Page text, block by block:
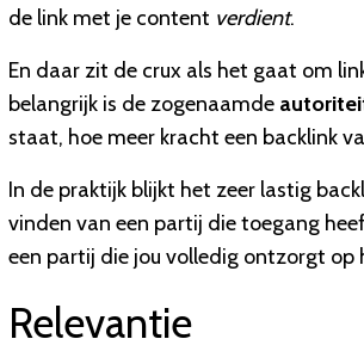
de link met je content verdient.
En daar zit de crux als het gaat om
belangrijk is de zogenaamde
staat, hoe meer kracht een backlink
In de praktijk blijkt het zeer lastig
vinden van een partij die toegang
een partij die jou volledig ontzorgt op
Relevantie